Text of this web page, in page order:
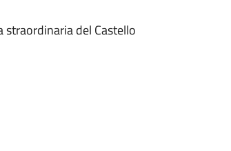
straordinaria del Castello